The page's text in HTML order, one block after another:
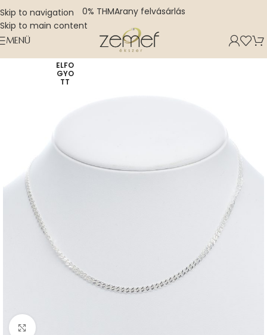
Skip to navigation
Skip to main content
0% THMArany felvásárlás
MENÜ
ELFO
GYO
TT
Nagyításhoz kattints ide